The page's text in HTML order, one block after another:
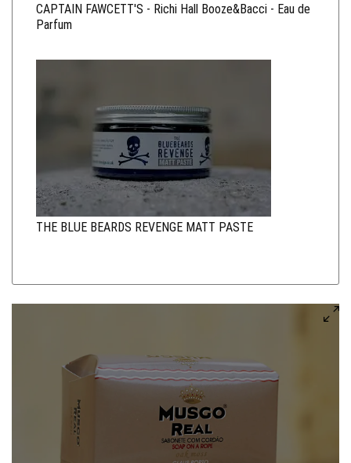
CAPTAIN FAWCETT'S - Richi Hall Booze&Bacci - Eau de
Parfum
THE BLUE BEARDS REVENGE MATT PASTE